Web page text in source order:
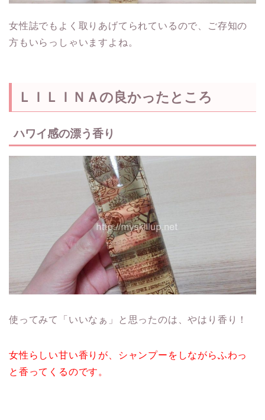
女性誌でもよく取りあげてられているので、ご存知の
方もいらっしゃいますよね。
ＬＩＬＩＮＡの良かったところ
ハワイ感の漂う香り
使ってみて「いいなぁ」と思ったのは、やはり香り！
女性らしい甘い香りが、シャンプーをしながらふわっ
と香ってくるのです。